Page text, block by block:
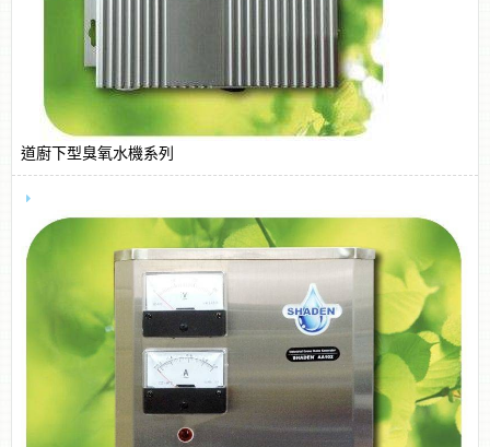
道廚下型臭氧水機系列